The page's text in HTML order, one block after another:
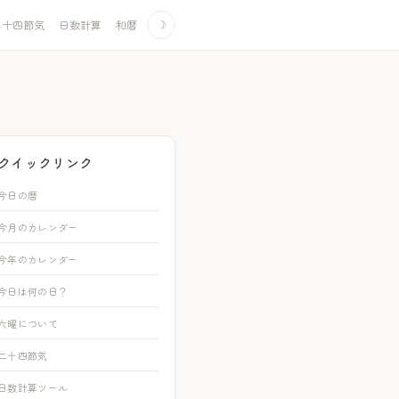
四節気 日数計算 和暦 ☽
クイックリンク
日の暦
月のカレンダー
年のカレンダー
日は何の日？
曜について
十四節気
日数計算ツール